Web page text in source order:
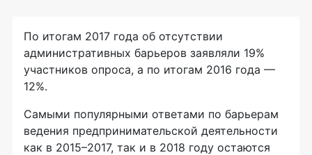
По итогам 2017 года об отсутствии
административных барьеров заявляли 19%
участников опроса, а по итогам 2016 года —
12%.
Самыми популярными ответами по барьерам
ведения предпринимательской деятельности
как в 2015–2017, так и в 2018 году остаются